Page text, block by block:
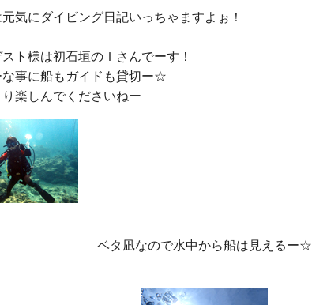
気にダイビング日記いっちゃますよぉ！
ト様は初石垣のＩさんでーす！
な事に船もガイドも貸切ー☆
ベタ凪なので水中から船は見えるー☆